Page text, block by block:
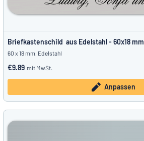
Briefkastenschild aus Edelstahl - 60x18 mm
60 x 18 mm, Edelstahl
€9.89 mit MwSt.
Anpassen